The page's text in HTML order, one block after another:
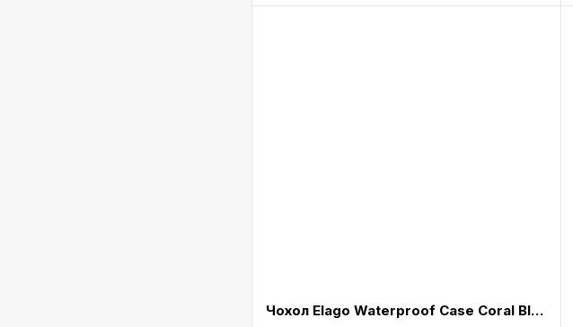
Чохол Elago Waterproof Case Coral Blue for Airpods (EAPWF-BA-CBL)